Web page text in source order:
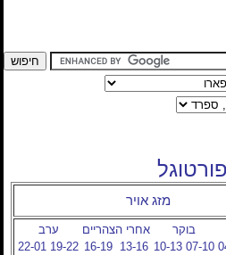
מזג אויר
בוקר אחרי הצהריים
ערב
07-10
10-13
13-16
16-19
19-22
22-01